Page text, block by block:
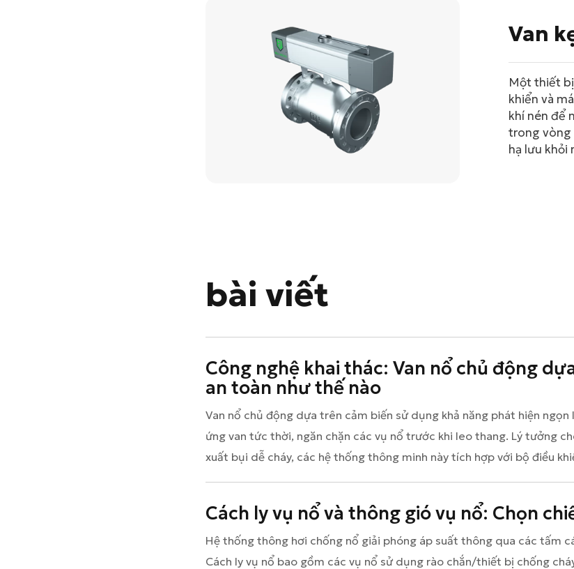
Van
Một thiết
khiển và
khí nén để
trong vòng
hạ lưu khỏi
bài viết
Công nghệ khai thác: Van nổ chủ động
an toàn như thế nào
Van nổ chủ động dựa trên cảm biến sử dụng khả năng phát hiện
ứng van tức thời, ngăn chặn các vụ nổ trước khi leo thang. Lý tưởng
xuất bụi dễ cháy, các hệ thống thông minh này tích hợp với bộ điều
Cách ly vụ nổ và thông gió vụ nổ: Chọn
Hệ thống thông hơi chống nổ giải phóng áp suất thông qua các tấm
Cách ly vụ nổ bao gồm các vụ nổ sử dụng rào chắn/thiết bị chống